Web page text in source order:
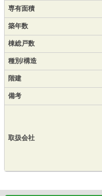
専有面積
築年数
棟総戸数
種別/構造
階建
備考
取扱会社